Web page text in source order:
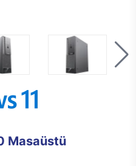
Masaüstü